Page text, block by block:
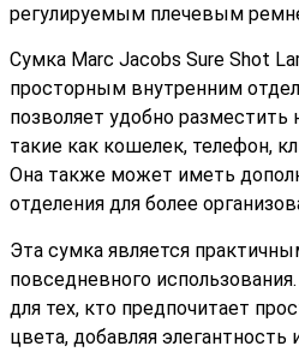
регулируемым плечевым
Сумка Marc Jacobs Sure Shot
просторным внутренним
позволяет удобно
такие как кошелек, телефон,
Она также может иметь
отделения для более
Эта сумка является
повседневного
для тех, кто предпочитает
цвета, добавляя элегантность